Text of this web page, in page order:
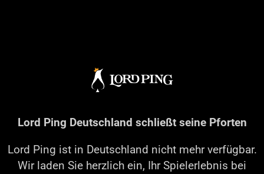
Lord Ping Deutschland schließt seine Pforten
Lord Ping ist in Deutschland nicht mehr verfügbar.
Wir laden Sie herzlich ein, Ihr Spielerlebnis bei